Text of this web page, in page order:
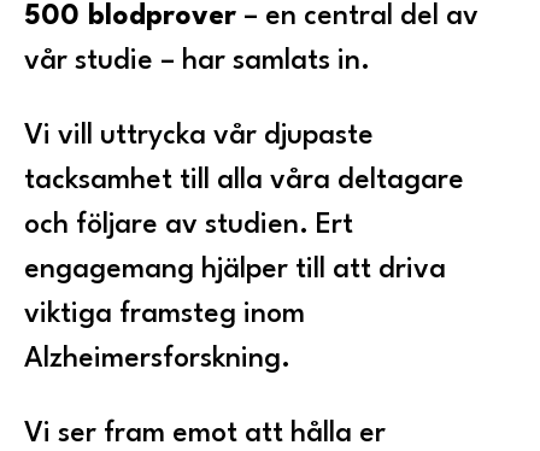
500 blodprover – en central del av
vår studie – har samlats in.
Vi vill uttrycka vår djupaste
tacksamhet till alla våra deltagare
och följare av studien. Ert
engagemang hjälper till att driva
viktiga framsteg inom
Alzheimersforskning.
Vi ser fram emot att hålla er